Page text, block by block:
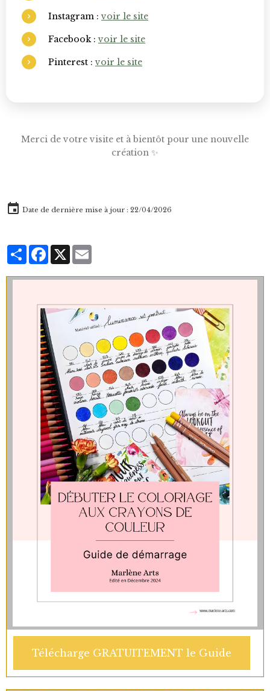
Instagram :voir le site
Facebook :voir le site
Pinterest :voir le site
Merci de votre visite et à bientôt pour une nouvelle
création ✨
Date de dernière mise à jour : 22/04/2026
PartagerFacebook
X
Télécharge GRATUITEMENT le Guide